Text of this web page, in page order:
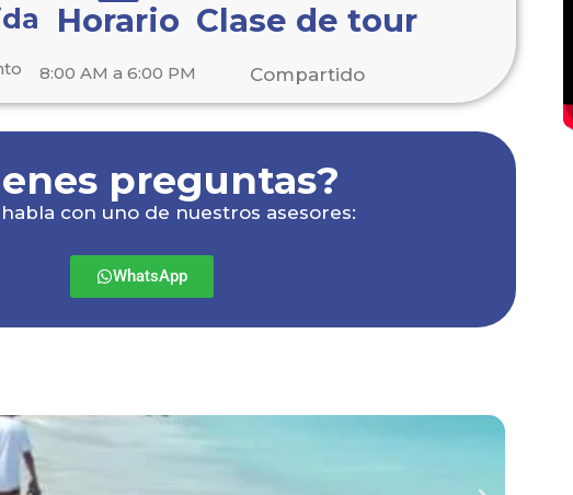
Horario
8:00 AM a 6:00 PM
Clase de tour
Compartido
preguntas?
con uno de nuestros asesores:
WhatsApp